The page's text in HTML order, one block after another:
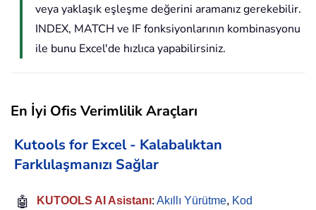
veya yaklaşık eşleşme değerini aramanız gerekebilir.
INDEX, MATCH ve IF fonksiyonlarının kombinasyonu
ile bunu Excel'de hızlıca yapabilirsiniz.
En İyi Ofis Verimlilik Araçları
Kutools for Excel - Kalabalıktan
Farklılaşmanızı Sağlar
🤖 KUTOOLS AI Asistanı: Akıllı Yürütme, Kod